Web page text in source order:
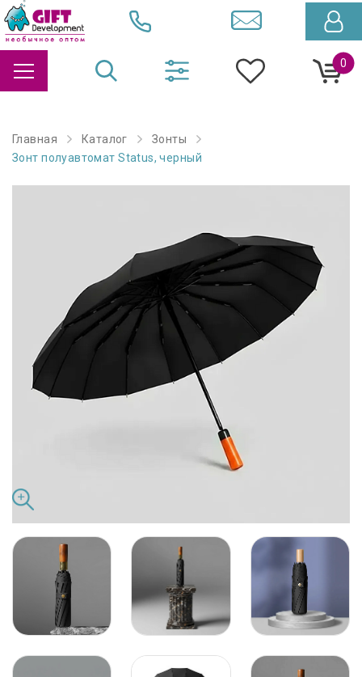
0
Главная Каталог
Зонты
Зонт полуавтомат Status, черный